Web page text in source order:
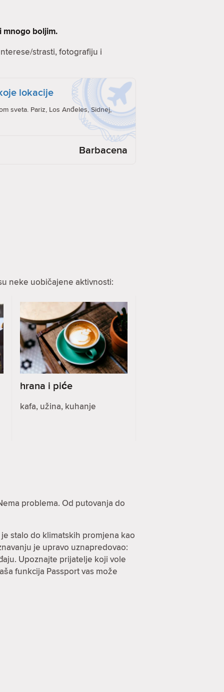
mnogo boljim.
strasti, fotografiju i
lokacije
sveta. Pariz, Los Anđeles, Sidnej,
Barbacena
neke uobičajene aktivnosti:
hrana i piće
kafa, užina, kuhanje
problema. Od putovanja do
stalo do klimatskih promjena kao
je upravo uznapredovao:
Upoznajte prijatelje koji vole
funkcija Passport vas može